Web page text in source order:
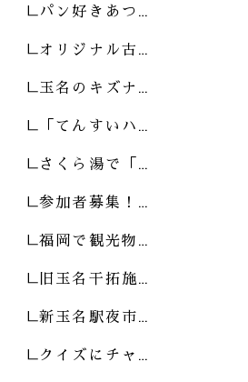
パン好きあつ…
オリジナル古…
玉名のキズナ…
「てんすいハ…
さくら湯で「…
参加者募集！…
福岡で観光物…
旧玉名干拓施…
新玉名駅夜市…
クイズにチャ…